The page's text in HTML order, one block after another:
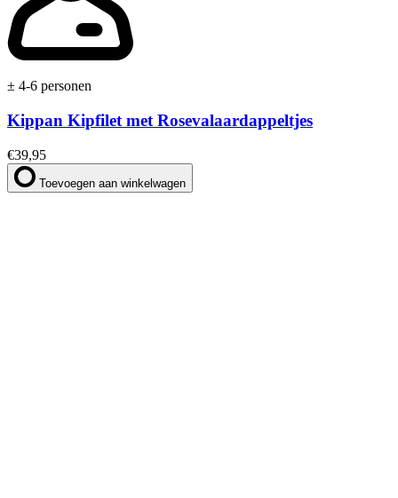
± 4-6 personen
Kippan Kipfilet met Rosevalaardappeltjes
€39,95
Toevoegen aan winkelwagen